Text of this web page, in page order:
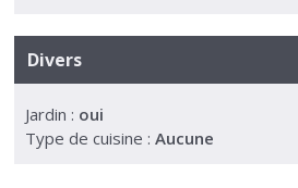
Divers
Jardin : oui
Type de cuisine : Aucune